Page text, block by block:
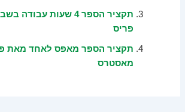
תקציר הספר 4 שעות
פריס
תקציר הספר מאפס לאחד מאת
מאסטרס